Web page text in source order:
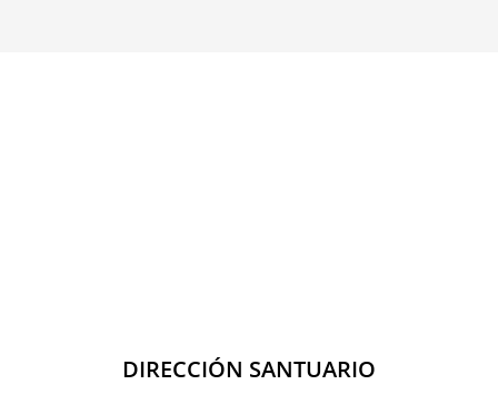
DIRECCIÓN SANTUARIO